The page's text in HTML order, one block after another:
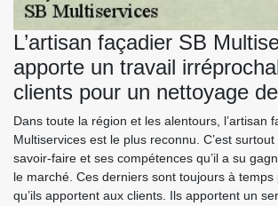
L’artisan façadier SB
apporte un travail
clients pour un nettoyage
Dans toute la région et les alentours, l’artisan
Multiservices est le plus reconnu. C’est
savoir-faire et ses compétences qu’il a su
le marché. Ces derniers sont toujours à temps
qu’ils apportent aux clients. Ils apportent un